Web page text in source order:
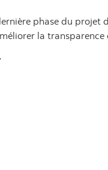
phase du projet
la